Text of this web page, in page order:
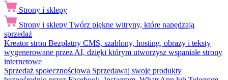
Strony i sklepy
Strony i sklepy Twórz piękne witryny, które napędzają
sprzedaż
Kreator stron Bezpłatny CMS, szablony, hosting, obrazy i teksty
wygenerowane przez AI, dzięki którym utworzysz wspaniałe strony
internetowe
Sprzedaż społecznościowa Sprzedawaj swoje produkty